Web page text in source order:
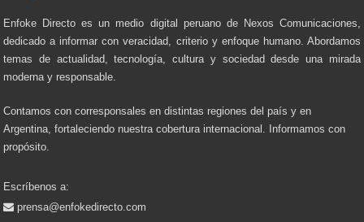
Enfoke Directo es un medio digital peruano de Nexos Comunicaciones,
dedicado a informar con veracidad, criterio y enfoque humano. Abordamos
temas de actualidad, tecnología, cultura y sociedad desde una mirada
moderna y responsable.
Contamos con corresponsales en distintas regiones del país y en
Argentina, fortaleciendo nuestra cobertura internacional. Informamos con
propósito.
Escríbenos a:
prensa@enfokedirecto.com